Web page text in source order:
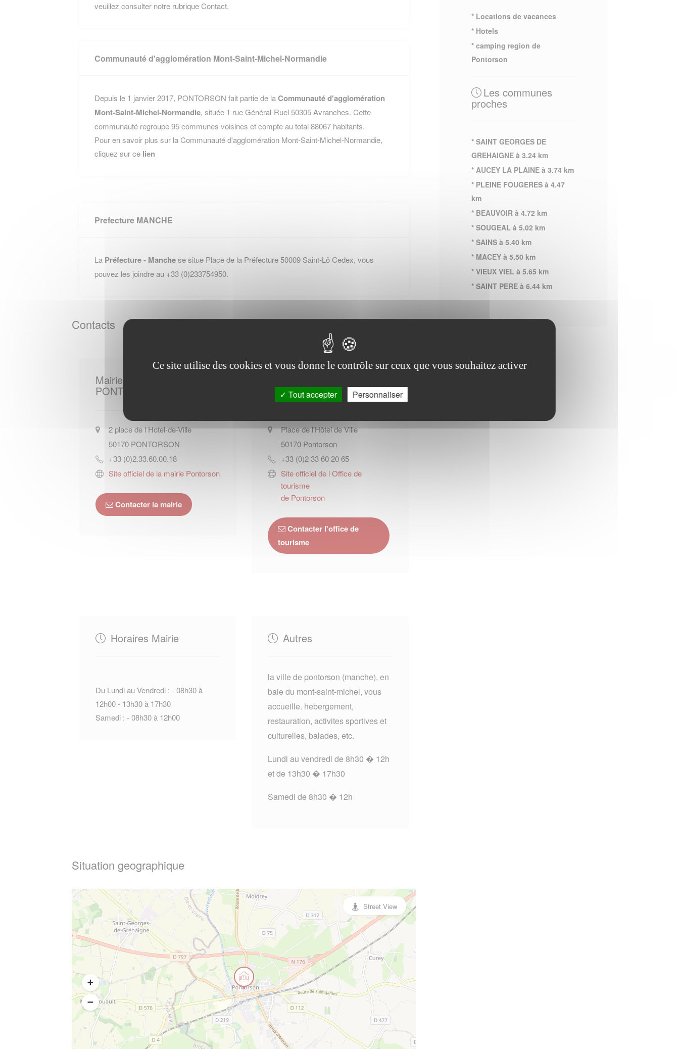
veuillez consulter notre rubrique Contact.
Communauté d'agglomération Mont-Saint-Michel-Normandie
Depuis le 1 janvier 2017, PONTORSON fait partie de laCommunauté d'agglomération
Mont-Saint-Michel-Normandie, située 1 rue Général-Ruel 50305 Avranches. Cette
communauté regroupe 95 communes voisines et compte au total 88067 habitants.
Pour en savoir plus sur la Communauté d'agglomération Mont-Saint-Michel-Normandie,
cliquez sur ce lien
Prefecture MANCHE
La Préfecture - Manchese situe Place de la Préfecture 50009 Saint-Lô Cedex, vous
pouvez les joindre au +33 (0)233754950.
Contacts
Mairie de
PONTORSON
2 place de l Hotel-de-Ville
50170 PONTORSON
+33 (0)2.33.60.00.18
Site officiel de la mairie Pontorson
Contacter la mairie
Pontorson
Place de l'Hôtel de Ville
50170 Pontorson
+33 (0)2 33 60 20 65
Site officiel de l Office de
tourisme
de Pontorson
Contacter l'office de
tourisme
Horaires Mairie
Du Lundi au Vendredi : - 08h30 à
12h00 - 13h30 à 17h30
Samedi : - 08h30 à 12h00
Autres
la ville de pontorson (manche), en
baie du mont-saint-michel, vous
accueille. hebergement,
restauration, activites sportives et
culturelles, balades, etc.
Lundi au vendredi de 8h30 � 12h
et de 13h30 � 17h30
Samedi de 8h30 � 12h
Situation geographique
Street View
* Locations de vacances
* Hotels
* camping region de
Pontorson
Les communes
proches
* SAINT GEORGES DE
GREHAIGNE à 3.24 km
* AUCEY LA PLAINE à 3.74 km
* PLEINE FOUGERES à 4.47
km
* BEAUVOIR à 4.72 km
* SOUGEAL à 5.02 km
* SAINS à 5.40 km
* MACEY à 5.50 km
* VIEUX VIEL à 5.65 km
* SAINT PERE à 6.44 km
Ce site utilise des cookies et vous donne le contrôle sur ceux que vous souhaitez activer
Tout accepter Personnaliser